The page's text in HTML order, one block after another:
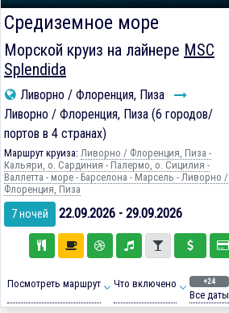
Средиземное море
Морской круиз на лайнере MSC
Splendida
Ливорно / Флоренция, Пиза
Ливорно / Флоренция, Пиза (6 городов/
портов в 4 странах)
Маршрут круиза: Ливорно / Флоренция, Пиза -
Кальяри, о. Сардиния - Палермо, о. Сицилия -
Валлетта - море - Барселона - Марсель - Ливорно /
Флоренция, Пиза
7 ночей 22.09.2026 - 29.09.2026
Посмотреть маршрут Что включено +24
Все даты